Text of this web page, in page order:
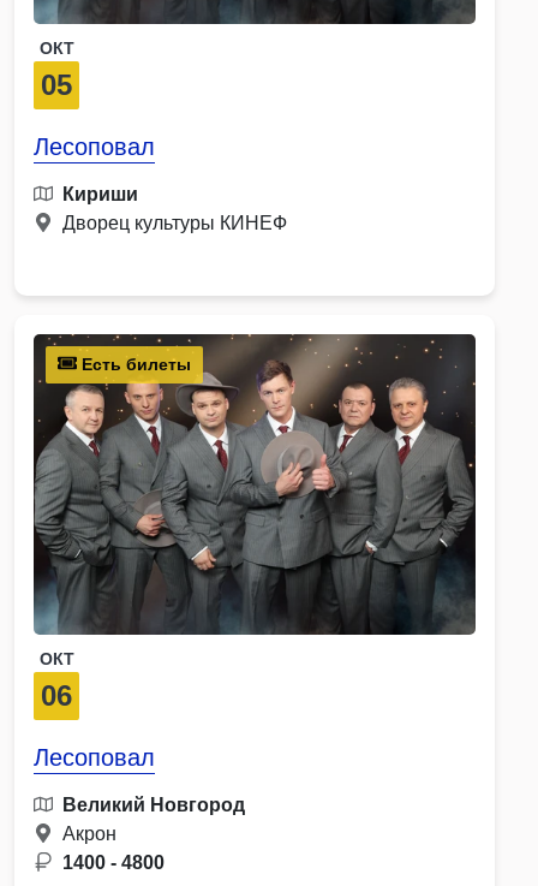
ОКТ
05
Лесоповал
Кириши
Дворец культуры КИНЕФ
Есть билеты
ОКТ
06
Лесоповал
Великий Новгород
Акрон
1400 - 4800